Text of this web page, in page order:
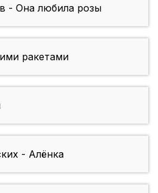
- Она любила розы
ракетами
- Алёнка